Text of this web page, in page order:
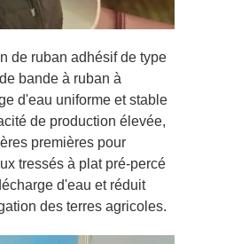
de ruban adhésif de type
bande à ruban à
d'eau uniforme et stable
de production élevée,
premières pour
tressés à plat pré-percé
d'eau et réduit
des terres agricoles.